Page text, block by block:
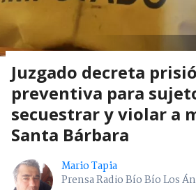
Juzgado decreta
preventiva para
secuestrar y violar a
Santa Bárbara
Mario Tapia
Prensa Radio Bío Bío Los